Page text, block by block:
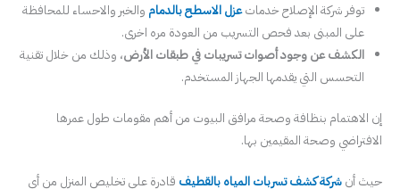
توفر شركة الإصلاح خدماتعزل الاسطح بالدمام والخبر والاحساء للمحافظة
على المبنى بعد فحص التسريب من العودة مره اخرى.
الكشف عن وجود أصوات تسريبات في طبقات الأرض، وذلك من خلال تقنية
التحسس التي يقدمها الجهاز المستخدم.
إن الاهتمام بنظافة وصحة مرافق البيوت من أهم مقومات طول عمرها
الافتراضي وصحة المقيمين بها.
حيث أنشركة كشف تسربات المياه بالقطيف قادرة على تخليص المنزل من أي